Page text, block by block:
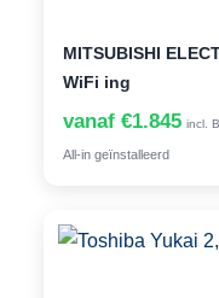
MITSUBISHI
WiFi ing
vanaf €1.845 incl.
All-in geïnstalleerd